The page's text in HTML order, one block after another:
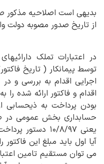
بدیهی است اصلاحیه
از تاریخ صدور مصوبه دولت
در اعتبارات تملک
اقدام و فاکتور ارائه شده را
بودن پرداخت به ذیحسابی
حسابداری بخش عمومی در
یعنی ۱۰/۸/۹۷
آیا اول باید مبلغ این
می توان مستقیم تامین